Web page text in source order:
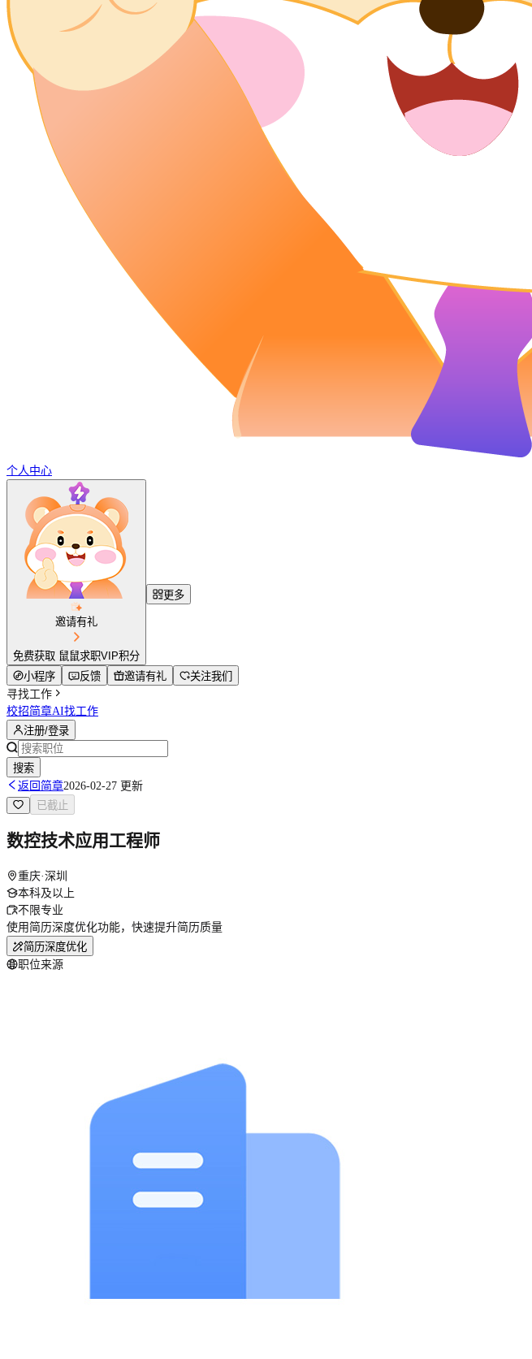
个人中心
邀请有礼
免费获取 鼠鼠求职VIP积分
更多
小程序 反馈 邀请有礼
关注我们
寻找工作
校招简章AI找工作
注册/登录
搜索
返回简章2026-02-27 更新
已截止
数控技术应用工程师
重庆·深圳
本科及以上
不限专业
使用简历深度优化功能，快速提升简历质量
简历深度优化
职位来源